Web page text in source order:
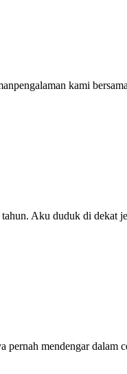
kami
Aku duduk di dekat
pernah mendengar dalam